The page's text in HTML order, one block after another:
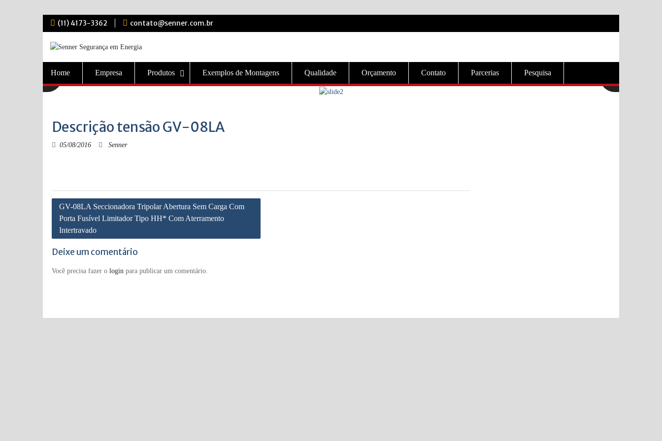
Skip
content
(11) 4173-3362 contato@senner.com.br
Home Empresa Produtos Exemplos de Montagens Qualidade Orçamento Contato Parcerias Pesquisa
Descrição tensão GV-08LA
05/08/2016 Senner
Navegação
de
Post
GV-08LA Seccionadora Tripolar Abertura Sem Carga Com
Porta Fusível Limitador Tipo HH* Com Aterramento
Intertravado
Deixe um comentário
Você precisa fazer o login para publicar um comentário.